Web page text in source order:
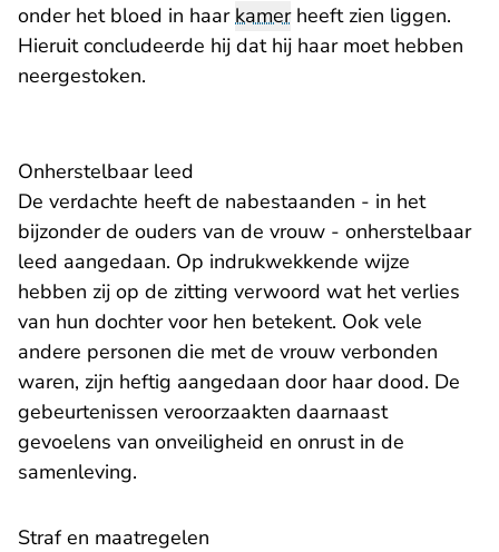
onder het bloed in haarkamerheeft zien liggen.
Hieruit concludeerde hij dat hij haar moet hebben
neergestoken.
Onherstelbaar leed
De verdachte heeft de nabestaanden - in het
bijzonder de ouders van de vrouw - onherstelbaar
leed aangedaan. Op indrukwekkende wijze
hebben zij op de zitting verwoord wat het verlies
van hun dochter voor hen betekent. Ook vele
andere personen die met de vrouw verbonden
waren, zijn heftig aangedaan door haar dood. De
gebeurtenissen veroorzaakten daarnaast
gevoelens van onveiligheid en onrust in de
samenleving.
Straf en maatregelen